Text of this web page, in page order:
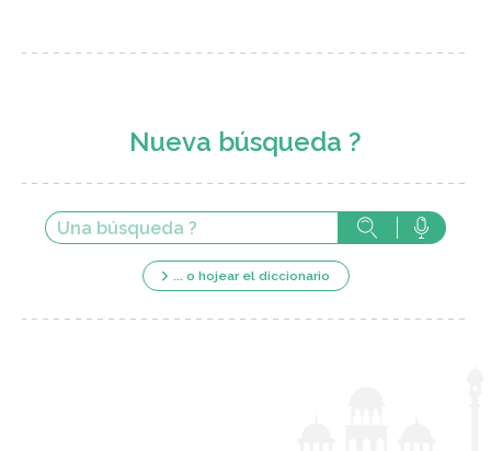
Nueva búsqueda ?
... o hojear el diccionario